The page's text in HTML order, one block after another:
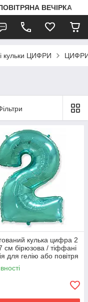
ВЕЧІРКА
кульки ЦИФРИ
кулька цифра 2
см бірюзова / тіффані
для гелію або повітря